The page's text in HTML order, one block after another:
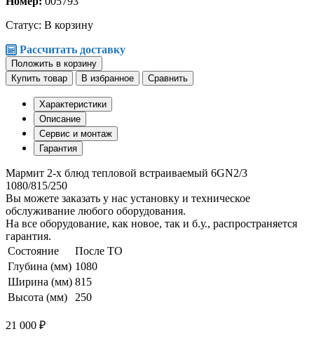
Статус: В корзину
Рассчитать доставку
Положить в корзину
Купить товар
В избранное Сравнить
Характеристики
Описание
Сервис и монтаж
Гарантия
Мармит 2-х блюд тепловой встраиваемый 6GN2/3
1080/815/250
Вы можете заказать у нас установку и техническое
обслуживание любого оборудования.
На все оборудование, как новое, так и б.у., распространяется
гарантия.
Состояние
После ТО
Глубина (мм) 1080
Ширина (мм) 815
Высота (мм)
250
21 000 ₽